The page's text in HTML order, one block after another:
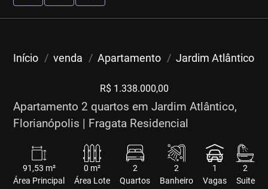
Início venda Apartamento Jardim Atlântico
R$ 1.338.000,00
Apartamento 2 quartos em Jardim Atlântico,
Florianópolis | Fragata Residencial
91,53 m²
Área Principal
0 m²
Área Lote
2
Quartos
2
Banheiro
1
Vagas
2
Suite